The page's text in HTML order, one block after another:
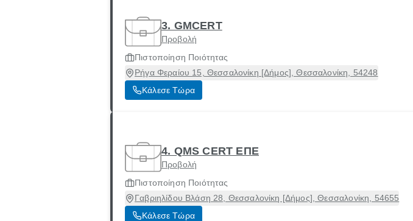
3. GMCERT
Προβολή
Πιστοποίηση Ποιότητας
Ρήγα Φεραίου 15, Θεσσαλονίκη [Δήμος], Θεσσαλονίκη, 54248
Κάλεσε Τώρα
4. QMS CERT ΕΠΕ
Προβολή
Πιστοποίηση Ποιότητας
Γαβριηλίδου Βλάση 28, Θεσσαλονίκη [Δήμος], Θεσσαλονίκη, 54655
Κάλεσε Τώρα